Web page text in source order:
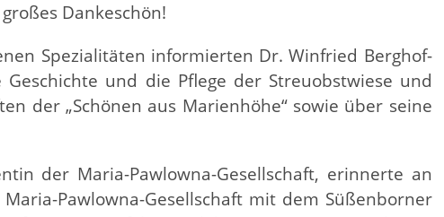
Dankeschön!
Spezialitäten informierten Dr. Winfried Berghof-
und die Pflege der Streuobstwiese und
der „Schönen aus Marienhöhe“ sowie über seine
der Maria-Pawlowna-Gesellschaft, erinnerte an
Pawlowna-Gesellschaft mit dem Süßenborner